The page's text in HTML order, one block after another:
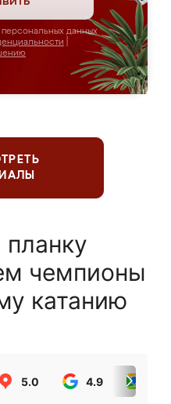
данных
чемпионы
катанию
5.0 4.9